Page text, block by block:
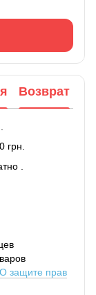
Возврат
грн.
.
защите прав